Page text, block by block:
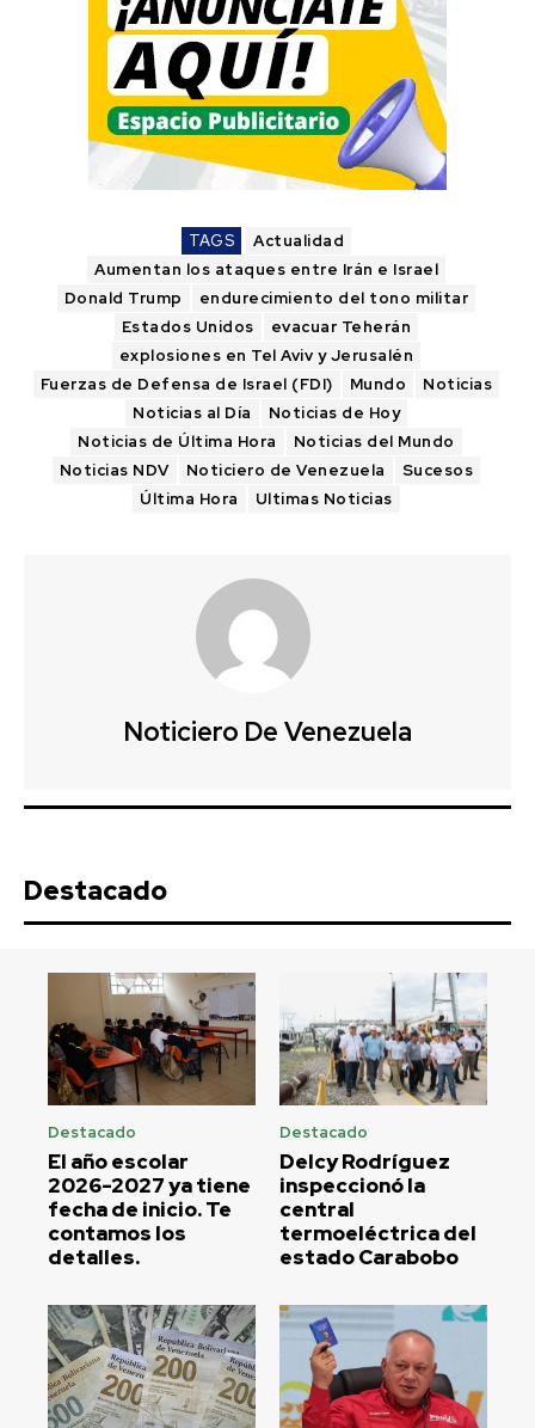
TAGS
Actualidad
Aumentan los ataques entre Irán e Israel
Donald Trump
endurecimiento del tono militar
Estados Unidos
evacuar Teherán
explosiones en Tel Aviv y Jerusalén
Fuerzas de Defensa de Israel (FDI)
Mundo
Noticias
Noticias al Día
Noticias de Hoy
Noticias de Última Hora
Noticias del Mundo
Noticias NDV
Noticiero de Venezuela
Sucesos
Última Hora
Ultimas Noticias
Noticiero De Venezuela
Destacado
Destacado
El año escolar
2026-2027 ya tiene
fecha de inicio. Te
contamos los
detalles.
Destacado
Delcy Rodríguez
inspeccionó la
central
termoeléctrica del
estado Carabobo